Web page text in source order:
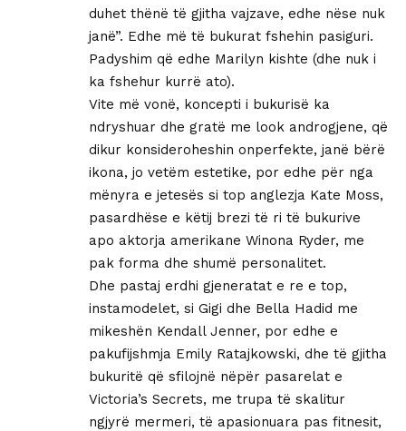
duhet thënë të gjitha vajzave, edhe nëse nuk
janë”. Edhe më të bukurat fshehin pasiguri.
Padyshim që edhe Marilyn kishte (dhe nuk i
ka fshehur kurrë ato).
Vite më vonë, koncepti i bukurisë ka
ndryshuar dhe gratë me look androgjene, që
dikur konsideroheshin onperfekte, janë bërë
ikona, jo vetëm estetike, por edhe për nga
mënyra e jetesës si top anglezja Kate Moss,
pasardhëse e këtij brezi të ri të bukurive
apo aktorja amerikane Winona Ryder, me
pak forma dhe shumë personalitet.
Dhe pastaj erdhi gjeneratat e re e top,
instamodelet, si Gigi dhe Bella Hadid me
mikeshën Kendall Jenner, por edhe e
pakufijshmja Emily Ratajkowski, dhe të gjitha
bukuritë që sfilojnë nëpër pasarelat e
Victoria’s Secrets, me trupa të skalitur
ngjyrë mermeri, të apasionuara pas fitnesit,